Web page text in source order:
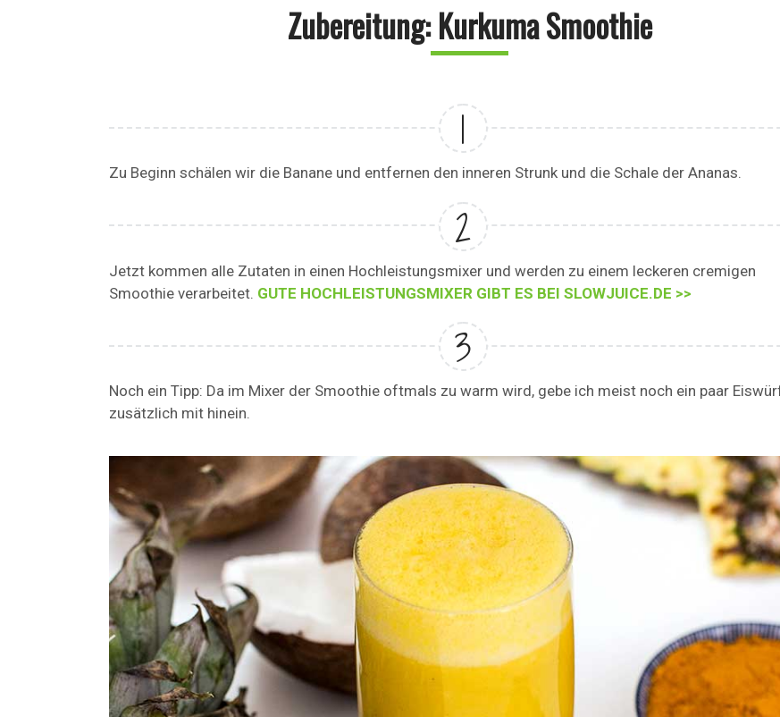
Zubereitung: Kurkuma Smoothie
Zu Beginn schälen wir die Banane und entfernen den inneren Strunk und die Schale der Ananas.
Jetzt kommen alle Zutaten in einen Hochleistungsmixer und werden zu einem leckeren cremigen
Smoothie verarbeitet. GUTE HOCHLEISTUNGSMIXER GIBT ES BEI SLOWJUICE.DE >>
Noch ein Tipp: Da im Mixer der Smoothie oftmals zu warm wird, gebe ich meist noch ein paar
zusätzlich mit hinein.